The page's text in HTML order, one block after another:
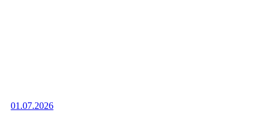
01.07.2026